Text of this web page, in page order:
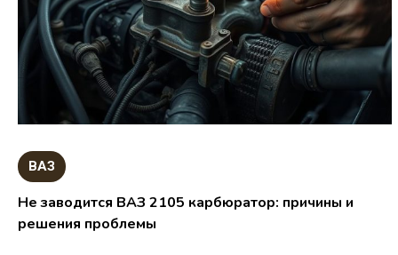
ВАЗ
Не заводится ВАЗ 2105 карбюратор: причины и
решения проблемы